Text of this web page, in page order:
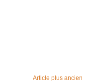
Article plus ancien